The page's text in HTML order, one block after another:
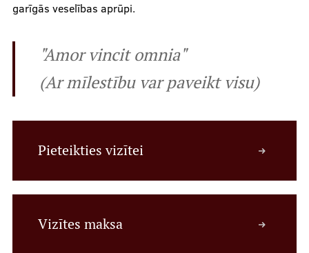
Piesakies jaunumiem
Mobile
galvenā
izvēlne
Pakalpojumi
Mūsu komanda
Cenas
garīgās veselības aprūpi.
"Amor vincit omnia"
(Ar mīlestību var paveikt visu)
Pieteikties vizītei
Vizītes maksa